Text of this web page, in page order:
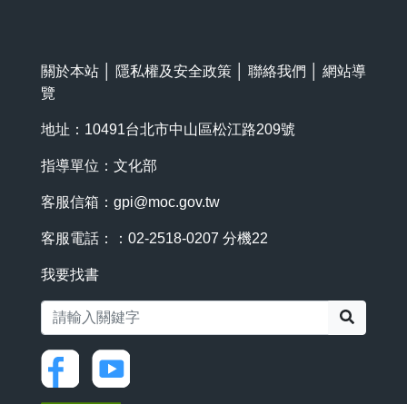
關於本站 隱私權及安全政策 聯絡我們
網站導
覽
地址：10491台北市中山區松江路209號
指導單位：文化部
客服信箱： gpi@moc.gov.tw
客服電話：：02-2518-0207 分機22
我要找書